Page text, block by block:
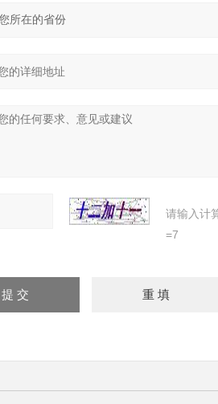
请输入计
=7